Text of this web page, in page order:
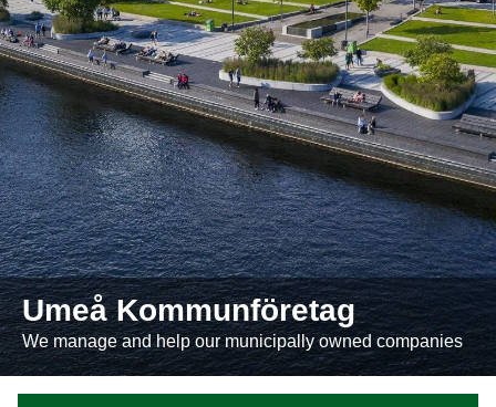
Umeå Kommunföretag
We manage and help our municipally owned companies